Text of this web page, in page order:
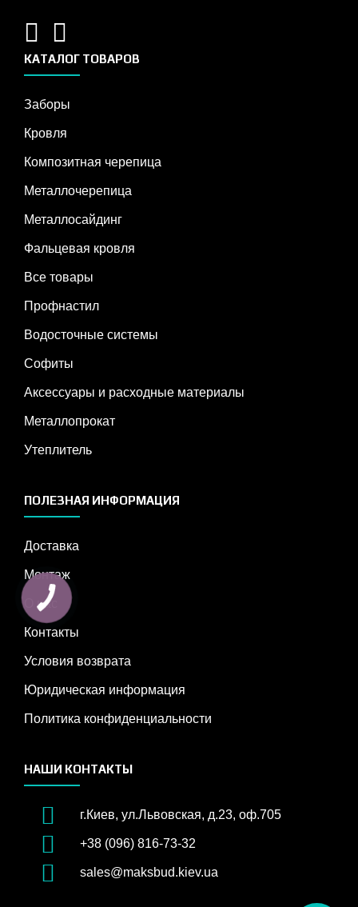
КАТАЛОГ ТОВАРОВ
Заборы
Кровля
Композитная черепица
Металлочерепица
Металлосайдинг
Фальцевая кровля
Все товары
Профнастил
Водосточные системы
Софиты
Аксессуары и расходные материалы
Металлопрокат
Утеплитель
ПОЛЕЗНАЯ ИНФОРМАЦИЯ
Доставка
Монтаж
О нас
Контакты
Условия возврата
Юридическая информация
Политика конфиденциальности
НАШИ КОНТАКТЫ
г.Киев, ул.Львовская, д.23, оф.705
+38 (096) 816-73-32
sales@maksbud.kiev.ua